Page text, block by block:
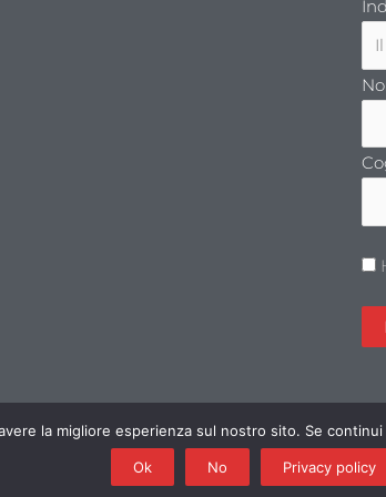
| pripa@fideuram.it |
| Powered by GGallery
la migliore esperienza sul nostro sito. Se
Ok No Privacy policy